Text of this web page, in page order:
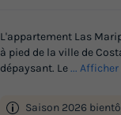
L'appartement Las
à pied de la ville de
dépaysant. Le...
Saison 2026